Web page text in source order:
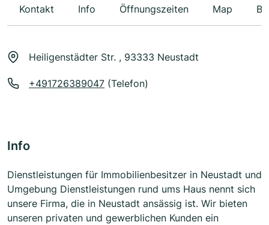
Kontakt Info Öffnungszeiten Map
Heiligenstädter Str. , 93333 Neustadt
+491726389047 (Telefon)
Info
Dienstleistungen für Immobilienbesitzer in Neustadt und
Umgebung Dienstleistungen rund ums Haus nennt sich
unsere Firma, die in Neustadt ansässig ist. Wir bieten
unseren privaten und gewerblichen Kunden ein